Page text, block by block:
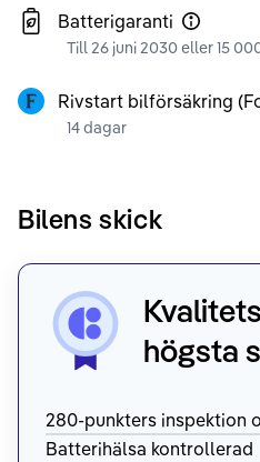
Batterigaranti
Till 26 juni 2030 eller 15
Rivstart bilförsäkring
14 dagar
Bilens skick
högsta
280-punkters inspektion
Batterihälsa kontrollerad